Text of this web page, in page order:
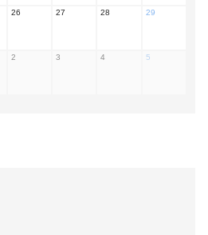
26 27 28 29
2 3 4 5